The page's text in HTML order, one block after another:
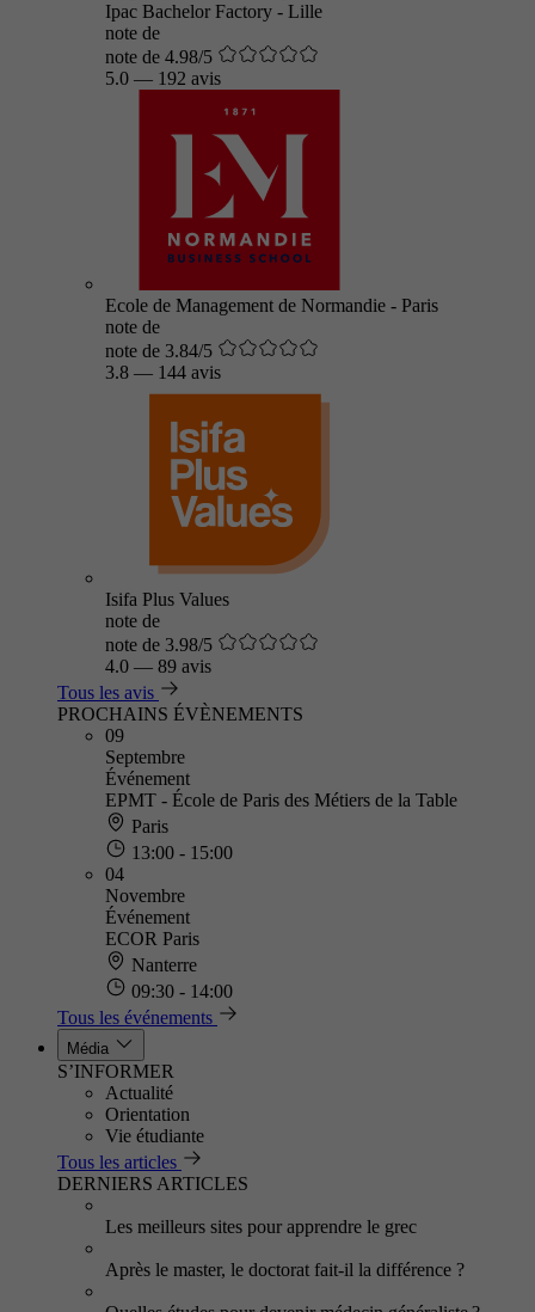
Ipac Bachelor Factory - Lille
note de
note de 4.98/5
5.0 — 192 avis
Ecole de Management de Normandie - Paris
note de
note de 3.84/5
3.8 — 144 avis
Isifa Plus Values
note de
note de 3.98/5
4.0 — 89 avis
Tous les avis
PROCHAINS ÉVÈNEMENTS
09
Septembre
Événement
EPMT - École de Paris des Métiers de la Table
Paris
13:00 - 15:00
04
Novembre
Événement
ECOR Paris
Nanterre
09:30 - 14:00
Tous les événements
Média
S’INFORMER
Actualité
Orientation
Vie étudiante
Tous les articles
DERNIERS ARTICLES
Les meilleurs sites pour apprendre le grec
Après le master, le doctorat fait-il la différence ?